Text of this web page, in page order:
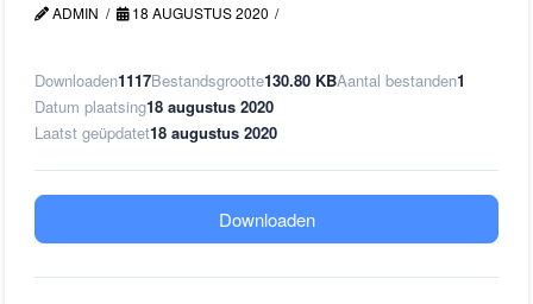
ADMIN 18 AUGUSTUS 2020
Downloaden1117Bestandsgrootte130.80 KBAantal bestanden1
Datum plaatsing18 augustus 2020
Laatst geüpdatet18 augustus 2020
Downloaden